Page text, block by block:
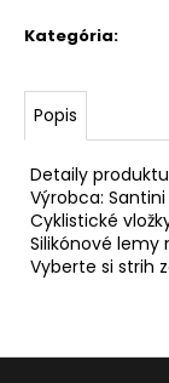
Kategória:
Popis
Detaily produktu
Výrobca: Santini
Cyklistické
Silikónové lemy
Vyberte si strih